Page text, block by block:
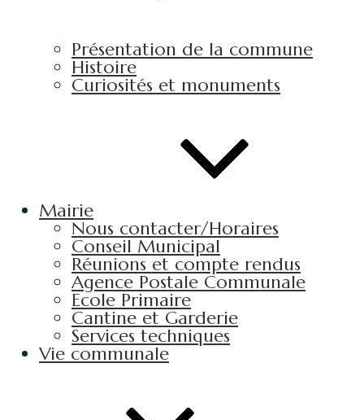
Présentation de la commune
Histoire
Curiosités et monuments
Mairie
Nous contacter/Horaires
Conseil Municipal
Réunions et compte rendus
Agence Postale Communale
Ecole Primaire
Cantine et Garderie
Services techniques
Vie communale